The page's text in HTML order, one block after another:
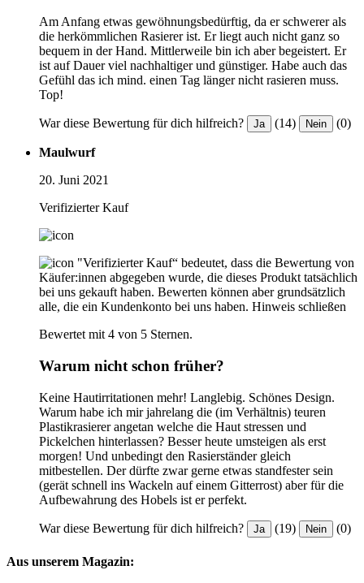
Am Anfang etwas gewöhnungsbedürftig, da er schwerer als
die herkömmlichen Rasierer ist. Er liegt auch nicht ganz so
bequem in der Hand. Mittlerweile bin ich aber begeistert. Er
ist auf Dauer viel nachhaltiger und günstiger. Habe auch das
Gefühl das ich mind. einen Tag länger nicht rasieren muss.
Top!
War diese Bewertung für dich hilfreich? Ja (14) Nein (0)
Maulwurf
20. Juni 2021
Verifizierter Kauf
"Verifizierter Kauf“ bedeutet, dass die Bewertung von
Käufer:innen abgegeben wurde, die dieses Produkt tatsächlich
bei uns gekauft haben. Bewerten können aber grundsätzlich
alle, die ein Kundenkonto bei uns haben. Hinweis schließen
Bewertet mit 4 von 5 Sternen.
Warum nicht schon früher?
Keine Hautirritationen mehr! Langlebig. Schönes Design.
Warum habe ich mir jahrelang die (im Verhältnis) teuren
Plastikrasierer angetan welche die Haut stressen und
Pickelchen hinterlassen? Besser heute umsteigen als erst
morgen! Und unbedingt den Rasierständer gleich
mitbestellen. Der dürfte zwar gerne etwas standfester sein
(gerät schnell ins Wackeln auf einem Gitterrost) aber für die
Aufbewahrung des Hobels ist er perfekt.
War diese Bewertung für dich hilfreich? Ja (19) Nein (0)
Aus unserem Magazin: